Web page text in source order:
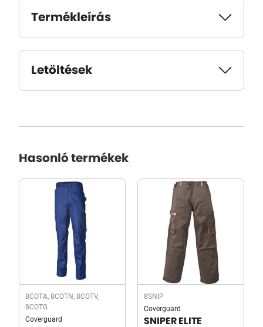
Termékleírás
Letöltések
Hasonló termékek
8COTA, 8COTN, 8COTV,
8COTG
Coverguard
8SNIP
Coverguard
SNIPER ELITE